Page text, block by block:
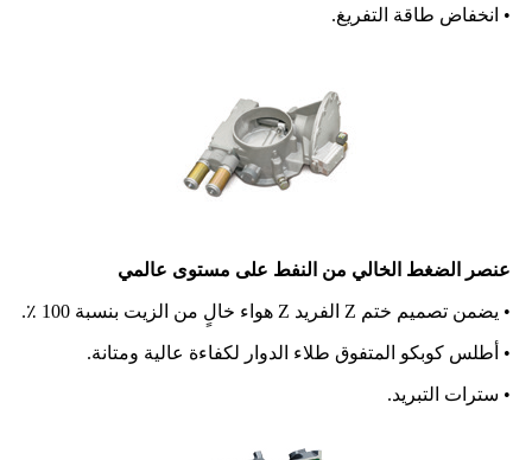
• انخفاض طاقة التفريغ.
عنصر الضغط الخالي من النفط على مستوى عالمي
• يضمن تصميم ختم Z الفريد Z هواء خالٍ من الزيت بنسبة 100 ٪.
• أطلس كوبكو المتفوق طلاء الدوار لكفاءة عالية ومتانة.
• سترات التبريد.